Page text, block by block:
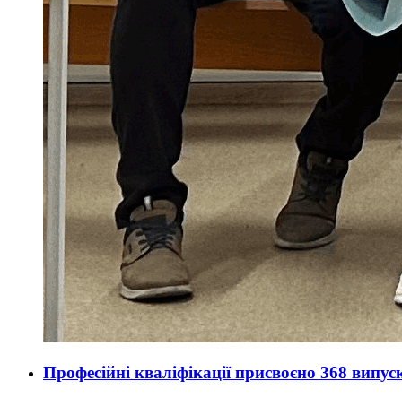
Професійні кваліфікації присвоєно 368